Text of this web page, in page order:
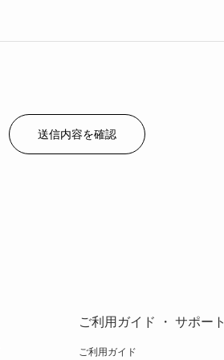
ご利用ガイド ・ サポート
ご利用ガイド